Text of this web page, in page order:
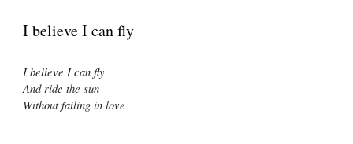
I believe I can fly
I believe I can fly
And ride the sun
Without failing in love